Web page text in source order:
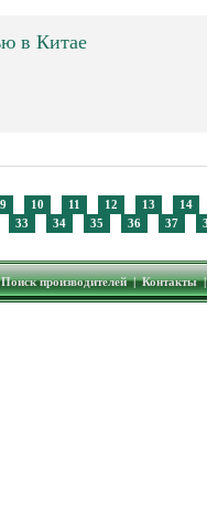
в Китае
9 10 11 12 13
14
33 34 35 36 37
Поиск производителей|Контакты